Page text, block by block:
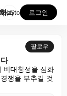
인도의 드론 생산 생태계가 진화하고 있습니다 로그인
팔로우
비대칭성을 심화
쟁을 부추길 것